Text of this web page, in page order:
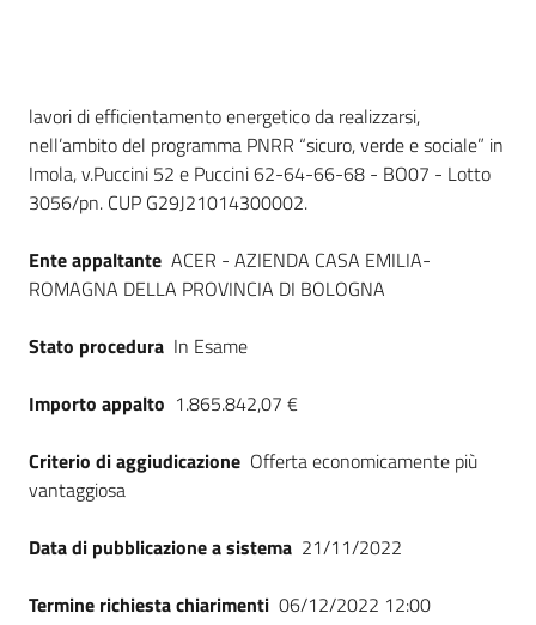
telematiche
site
su
Dati del bando
lavori di efficientamento energetico da realizzarsi,
nell’ambito del programma PNRR “sicuro, verde e sociale” in
Imola, v.Puccini 52 e Puccini 62-64-66-68 - BO07 - Lotto
3056/pn. CUP G29J21014300002.
Ente appaltante ACER - AZIENDA CASA EMILIA-
ROMAGNA DELLA PROVINCIA DI BOLOGNA
Stato procedura In Esame
Importo appalto 1.865.842,07 €
Criterio di aggiudicazione Offerta economicamente più
vantaggiosa
Data di pubblicazione a sistema 21/11/2022
Termine richiesta chiarimenti 06/12/2022 12:00